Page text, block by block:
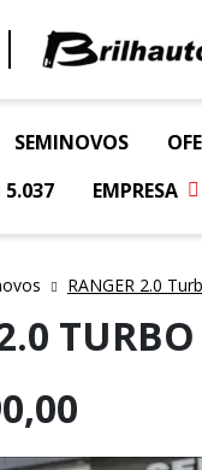
SEMINOVOS
5.037 EMPRESA
RANGER 2.0